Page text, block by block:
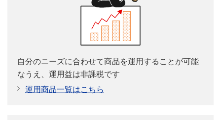
自分のニーズに合わせて商品を運用することが可能
なうえ、運用益は非課税です
運用商品一覧はこちら